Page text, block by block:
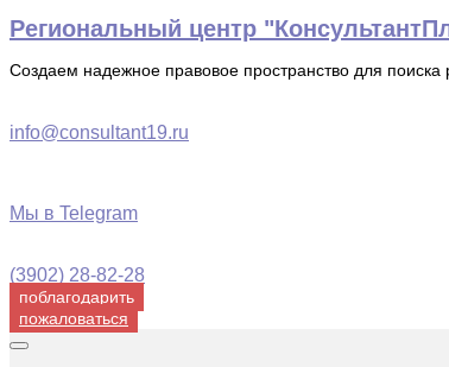
Перейти
к
содержимому
Региональный центр
Создаем надежное правовое пространство для
info@consultant19.ru
Мы в Telegram
(3902) 28-82-28
поблагодарить
пожаловаться